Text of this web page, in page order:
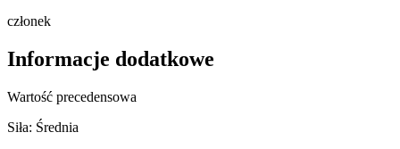
członek
Informacje dodatkowe
Wartość precedensowa
Siła: Średnia